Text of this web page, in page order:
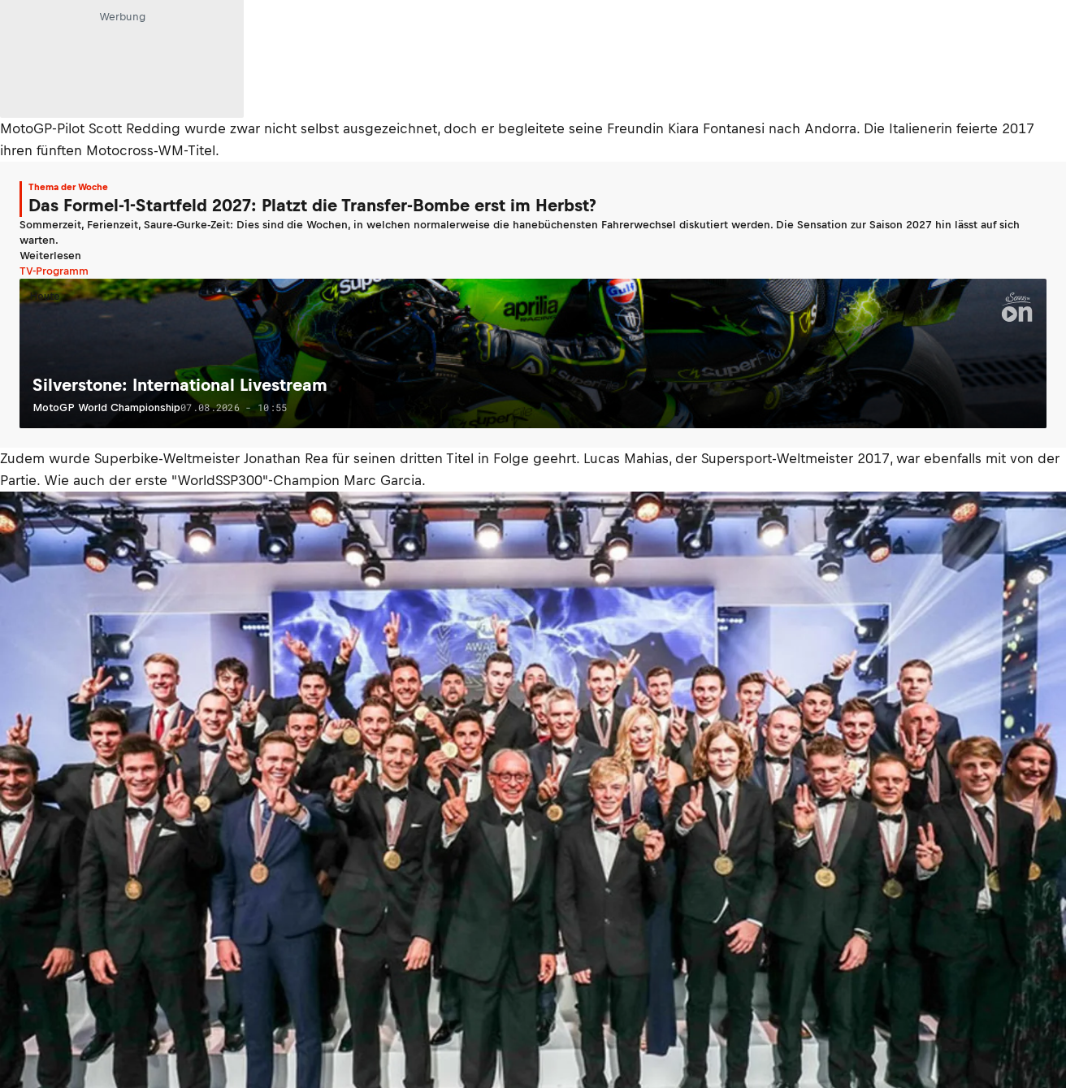
Werbung
MotoGP-Pilot Scott Redding wurde zwar nicht selbst ausgezeichnet, doch er begleitete seine Freundin Kiara Fontanesi nach Andorra. Die Italienerin feierte 2017
ihren fünften Motocross-WM-Titel.
Thema der Woche
Das Formel-1-Startfeld 2027: Platzt die Transfer-Bombe erst im Herbst?
Sommerzeit, Ferienzeit, Saure-Gurke-Zeit: Dies sind die Wochen, in welchen normalerweise die hanebüchensten Fahrerwechsel diskutiert werden. Die Sensation zur Saison 2027 hin lässt auf sich
warten.
Weiterlesen
TV-Programm
Heute
Silverstone: International Livestream
MotoGP World Championship07.08.2026 - 10:55
Zudem wurde Superbike-Weltmeister Jonathan Rea für seinen dritten Titel in Folge geehrt. Lucas Mahias, der Supersport-Weltmeister 2017, war ebenfalls mit von der
Partie. Wie auch der erste "WorldSSP300"-Champion Marc Garcia.